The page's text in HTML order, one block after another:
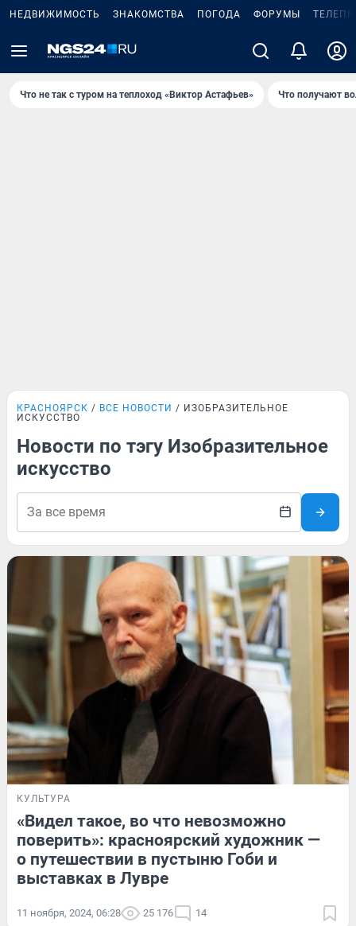
НЕДВИЖИМОСТЬ ЗНАКОМСТВА ПОГОДА ФОРУМЫ
Что не так с туром на теплоход «Виктор Астафьев» Что получают
КРАСНОЯРСК ВСЕ НОВОСТИ
ИЗОБРАЗИТЕЛЬНОЕ
ИСКУССТВО
Новости по тэгу Изобразительное
искусство
КУЛЬТУРА
«Видел такое, во что невозможно
поверить»: красноярский художник —
о путешествии в пустыню Гоби и
выставках в Лувре
11 ноября, 2024, 06:28 25 176 14